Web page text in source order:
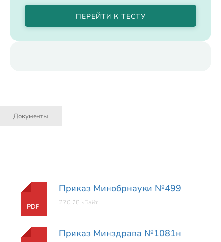
ПЕРЕЙТИ К ТЕСТУ
Документы
PDF
Приказ Минобрнауки №499
270.28 кБайт
Приказ Минздрава №1081н